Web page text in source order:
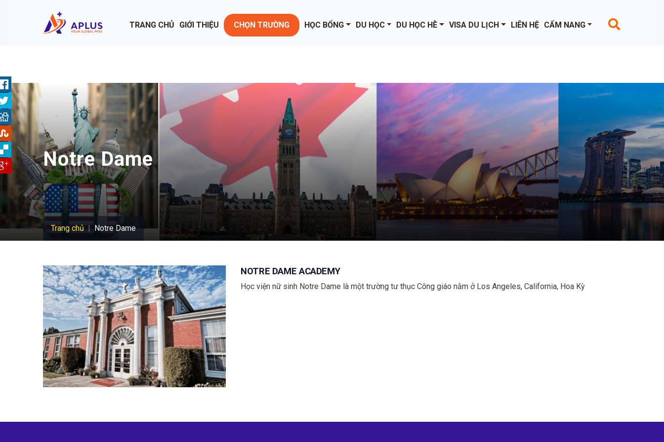
TRANG CHỦ
GIỚI THIỆU CHỌN TRƯỜNG HỌC BỔNG DU HỌC DU HỌC HÈ VISA DU LỊCH LIÊN HỆ CẨM NANG
Notre Dame
Trang chủ Notre Dame
NOTRE DAME ACADEMY
Học viện nữ sinh Notre Dame là một trường tư thục Công giáo nằm ở Los Angeles, California, Hoa Kỳ